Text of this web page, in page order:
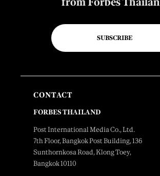
SUBSCRIBE
CONTACT
FORBES THAILAND
Post International Media Co., Ltd.
7th Floor, Bangkok Post Building, 136
Sunthornkosa Road, Klong Toey,
Bangkok 10110